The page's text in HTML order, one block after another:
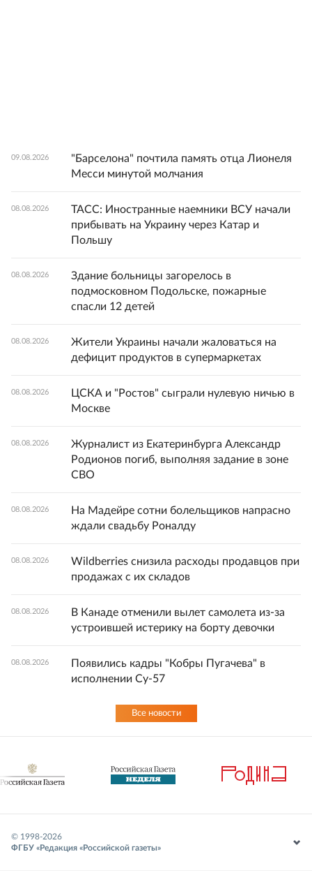
09.08.2026
"Барселона" почтила память отца Лионеля
Месси минутой молчания
08.08.2026
ТАСС: Иностранные наемники ВСУ начали
прибывать на Украину через Катар и
Польшу
08.08.2026
Здание больницы загорелось в
подмосковном Подольске, пожарные
спасли 12 детей
08.08.2026
Жители Украины начали жаловаться на
дефицит продуктов в супермаркетах
08.08.2026
ЦСКА и "Ростов" сыграли нулевую ничью в
Москве
08.08.2026
Журналист из Екатеринбурга Александр
Родионов погиб, выполняя задание в зоне
СВО
08.08.2026
На Мадейре сотни болельщиков напрасно
ждали свадьбу Роналду
08.08.2026
Wildberries снизила расходы продавцов при
продажах с их складов
08.08.2026
В Канаде отменили вылет самолета из-за
устроившей истерику на борту девочки
08.08.2026
Появились кадры "Кобры Пугачева" в
исполнении Су-57
Все новости
© 1998-2026
ФГБУ «Редакция «Российской газеты»